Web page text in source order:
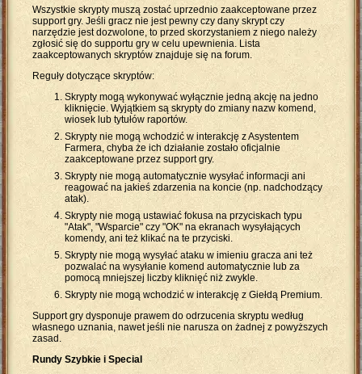
Wszystkie skrypty muszą zostać uprzednio zaakceptowane przez
support gry. Jeśli gracz nie jest pewny czy dany skrypt czy
narzędzie jest dozwolone, to przed skorzystaniem z niego należy
zgłosić się do supportu gry w celu upewnienia. Lista
zaakceptowanych skryptów znajduje się na forum.
Reguły dotyczące skryptów:
Skrypty mogą wykonywać wyłącznie jedną akcję na jedno
kliknięcie. Wyjątkiem są skrypty do zmiany nazw komend,
wiosek lub tytułów raportów.
Skrypty nie mogą wchodzić w interakcję z Asystentem
Farmera, chyba że ich działanie zostało oficjalnie
zaakceptowane przez support gry.
Skrypty nie mogą automatycznie wysyłać informacji ani
reagować na jakieś zdarzenia na koncie (np. nadchodzący
atak).
Skrypty nie mogą ustawiać fokusa na przyciskach typu
"Atak", "Wsparcie" czy "OK" na ekranach wysyłających
komendy, ani też klikać na te przyciski.
Skrypty nie mogą wysyłać ataku w imieniu gracza ani też
pozwalać na wysyłanie komend automatycznie lub za
pomocą mniejszej liczby kliknięć niż zwykle.
Skrypty nie mogą wchodzić w interakcję z Giełdą Premium.
Support gry dysponuje prawem do odrzucenia skryptu według
własnego uznania, nawet jeśli nie narusza on żadnej z powyższych
zasad.
Rundy Szybkie i Special